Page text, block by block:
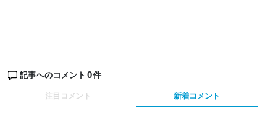
記事へのコメント 0件
注目コメント 新着コメント